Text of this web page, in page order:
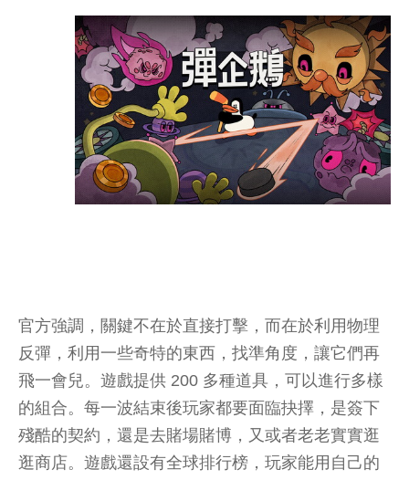
官方強調，關鍵不在於直接打擊，而在於利用物理
反彈，利用一些奇特的東西，找準角度，讓它們再
飛一會兒。遊戲提供 200 多種道具，可以進行多樣
的組合。每一波結束後玩家都要面臨抉擇，是簽下
殘酷的契約，還是去賭場賭博，又或者老老實實逛
逛商店。遊戲還設有全球排行榜，玩家能用自己的